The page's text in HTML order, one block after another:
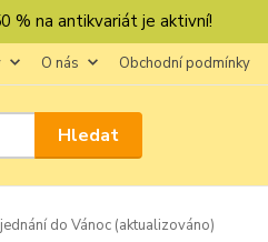
% na antikvariát je aktivní!
O nás Obchodní podmínky
Hledat
do Vánoc (aktualizováno)